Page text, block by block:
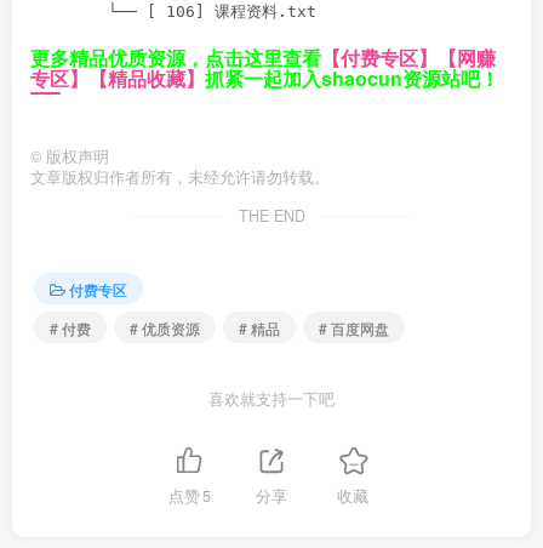
        └── [ 106] 课程资料.txt
更多精品优质资源，点击这里查看 【付费专区】 【网赚
专区】 【精品收藏】 抓紧一起加入shaocun资源站吧！
© 版权声明
文章版权归作者所有，未经允许请勿转载。
THE END
付费专区
# 付费
# 优质资源 # 精品 # 百度网盘
喜欢就支持一下吧
点赞5 分享 收藏